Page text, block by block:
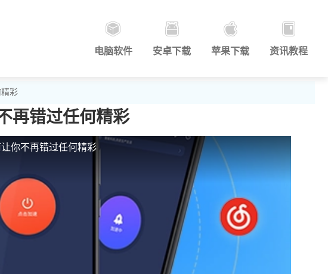
电脑软件 安卓下载 苹果下载 资讯教程
彩
再错过任何精彩
你不再错过任何精彩